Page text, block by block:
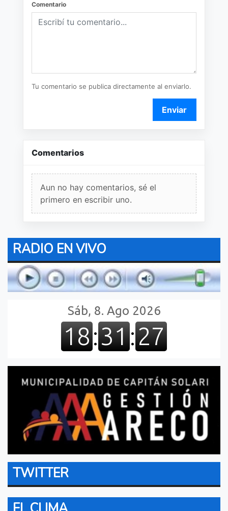
Comentario
Tu comentario se publica directamente al enviarlo.
Enviar
Comentarios
Aun no hay comentarios, sé el
primero en escribir uno.
RADIO EN VIVO
TWITTER